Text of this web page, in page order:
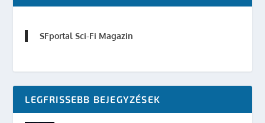
SFportal Sci-Fi Magazin
LEGFRISSEBB BEJEGYZÉSEK